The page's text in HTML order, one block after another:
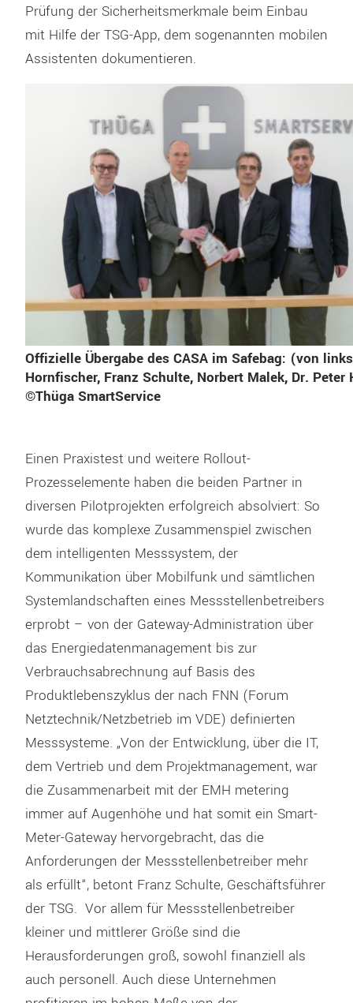
Prüfung der Sicherheitsmerkmale beim Einbau
mit Hilfe der TSG-App, dem sogenannten mobilen
Assistenten dokumentieren.
Offizielle Übergabe des CASA im Safebag: (von
Hornfischer, Franz Schulte, Norbert Malek, Dr. Peter
©Thüga SmartService
Einen Praxistest und weitere Rollout-
Prozesselemente haben die beiden Partner in
diversen Pilotprojekten erfolgreich absolviert: So
wurde das komplexe Zusammenspiel zwischen
dem intelligenten Messsystem, der
Kommunikation über Mobilfunk und sämtlichen
Systemlandschaften eines Messstellenbetreibers
erprobt – von der Gateway-Administration über
das Energiedatenmanagement bis zur
Verbrauchsabrechnung auf Basis des
Produktlebenszyklus der nach FNN (Forum
Netztechnik/Netzbetrieb im VDE) definierten
Messsysteme. „Von der Entwicklung, über die IT,
dem Vertrieb und dem Projektmanagement, war
die Zusammenarbeit mit der EMH metering
immer auf Augenhöhe und hat somit ein Smart-
Meter-Gateway hervorgebracht, das die
Anforderungen der Messstellenbetreiber mehr
als erfüllt“, betont Franz Schulte, Geschäftsführer
der TSG. Vor allem für Messstellenbetreiber
kleiner und mittlerer Größe sind die
Herausforderungen groß, sowohl finanziell als
auch personell. Auch diese Unternehmen